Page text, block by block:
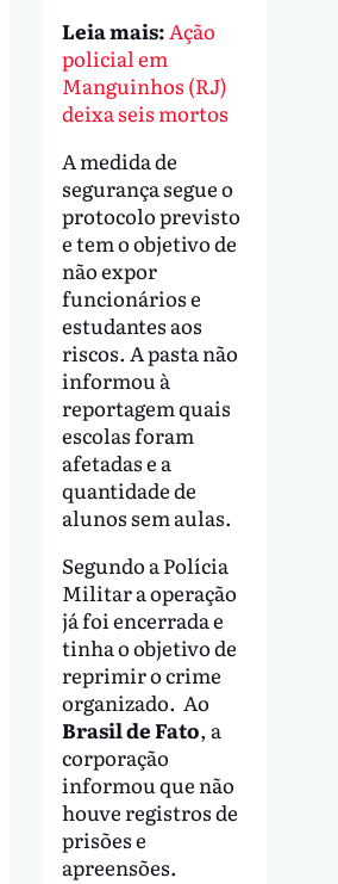
Leia mais:Ação
policial em
Manguinhos (RJ)
deixa seis mortos
A medida de
segurança segue o
protocolo previsto
e tem o objetivo de
não expor
funcionários e
estudantes aos
riscos. A pasta não
informou à
reportagem quais
escolas foram
afetadas e a
quantidade de
alunos sem aulas.
Segundo a Polícia
Militar a operação
já foi encerrada e
tinha o objetivo de
reprimir o crime
organizado. Ao
Brasil de Fato, a
corporação
informou que não
houve registros de
prisões e
apreensões.